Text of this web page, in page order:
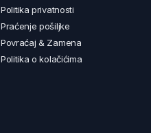
Politika privatnosti
Praćenje pošiljke
Povraćaj & Zamena
Politika o kolačićima